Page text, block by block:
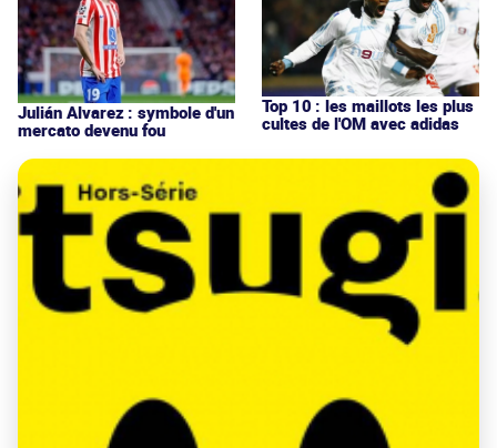
Julián Alvarez : symbole d'un
mercato devenu fou
Top 10 : les maillots les plus
cultes de l'OM avec adidas